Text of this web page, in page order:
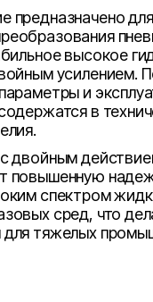
предназначено
высокое
усилением.
и
в
двойным
повышенную
спектром
сред, что
для тяжелых